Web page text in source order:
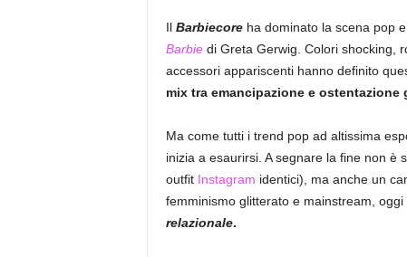
Il Barbiecore ha dominato la scena pop
Barbiedi Greta Gerwig. Colori shocking,
accessori appariscenti hanno definito
mix tra emancipazione e ostentazione
Ma come tutti i trend pop ad altissima
inizia a esaurirsi. A segnare la fine non è
outfit Instagram identici), ma anche un
femminismo glitterato e mainstream,
relazionale.